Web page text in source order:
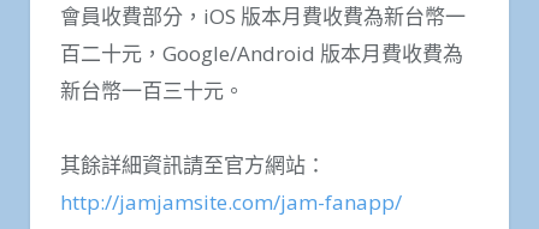
會員收費部分，iOS 版本月費收費為新台幣一
百二十元，Google/Android 版本月費收費為
新台幣一百三十元。
其餘詳細資訊請至官方網站：
http://jamjamsite.com/jam-fanapp/